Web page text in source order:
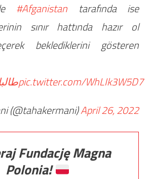
#Afganistan tarafında ise
sınır hattında hazır ol
beklediklerini gösteren
pic.twitter.com/WhLIk3W5D7
(@tahakermani)April 26, 2022
Fundację Magna
Polonia!